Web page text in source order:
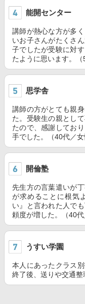
能開センター
講師が熱心な方が多
いお子さんがたくさ
子でしたが受験に対
たように思います。（
思学舎
講師の方がとても親
た。受験生の親とし
たので、感謝してお
手でした。（40代／女
開倫塾
先生方の言葉遣いが
が求めることに根気
い』と言われた人で
頼度が増した。（40代
うすい学園
本人にあったクラス
終了後、送りや交通整